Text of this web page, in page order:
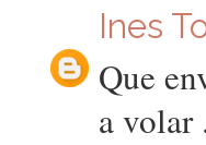
Ines
Que
a volar